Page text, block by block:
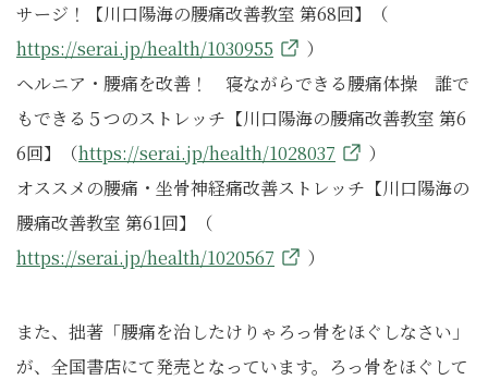
サージ！【川口陽海の腰痛改善教室 第68回】（
https://serai.jp/health/1030955
）
ヘルニア・腰痛を改善！ 寝ながらできる腰痛体操 誰で
もできる５つのストレッチ【川口陽海の腰痛改善教室 第6
6回】（https://serai.jp/health/1028037
）
オススメの腰痛・坐骨神経痛改善ストレッチ【川口陽海の
腰痛改善教室 第61回】（
https://serai.jp/health/1020567
）
また、拙著「腰痛を治したけりゃろっ骨をほぐしなさい」
が、全国書店にて発売となっています。ろっ骨をほぐして